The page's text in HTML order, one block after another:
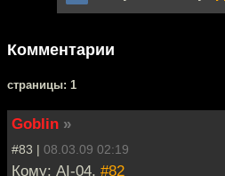
Комментарии
cтраницы: 1
Goblin »
#83 | 08.03.09 02:19
Кому: AI-04, #82